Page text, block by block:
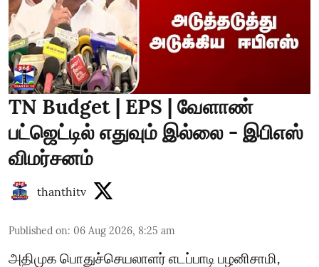
TN Budget | EPS | வேளாண்
பட்ஜெட்டில் எதுவும் இல்லை - இபிஎஸ்
விமர்சனம்
thanthitv
Published on: 06 Aug 2026, 8:25 am
அதிமுக பொதுச்செயலாளர் எடப்பாடி பழனிசாமி,